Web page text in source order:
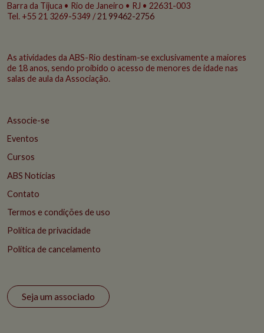
Barra da Tijuca • Rio de Janeiro • RJ • 22631-003
Tel. +55 21 3269-5349 /21 99462-2756
As atividades da ABS-Rio destinam-se exclusivamente a maiores
de 18 anos, sendo proibido o acesso de menores de idade nas
salas de aula da Associação.
Associe-se
Eventos
Cursos
ABS Notícias
Contato
Termos e condições de uso
Política de privacidade
Política de cancelamento
Seja um associado